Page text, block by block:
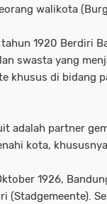
walikota
1920 Berdiri
swasta yang
khusus di bidang
adalah partner
kota,
1926,
(Stadgemeente).